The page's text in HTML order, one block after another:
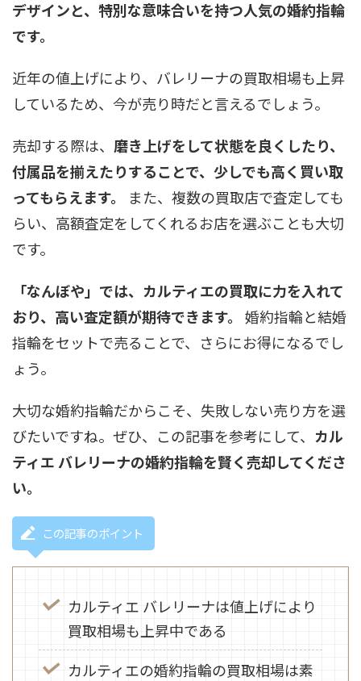
デザインと、特別な意味合いを持つ人気の婚約指輪
です。
近年の値上げにより、バレリーナの買取相場も上昇
しているため、今が売り時だと言えるでしょう。
売却する際は、 磨き上げをして状態を良くしたり、
付属品を揃えたりすることで、少しでも高く買い取
ってもらえます。
また、複数の買取店で査定しても
らい、高額査定をしてくれるお店を選ぶことも大切
です。
「なんぼや」では、カルティエの買取に力を入れて
おり、高い査定額が期待できます。 婚約指輪と結婚
指輪をセットで売ることで、さらにお得になるでし
ょう。
大切な婚約指輪だからこそ、失敗しない売り方を選
びたいですね。ぜひ、この記事を参考にして、 カル
ティエ バレリーナの婚約指輪を賢く売却してくださ
い。
この記事のポイント
カルティエ バレリーナは値上げにより
買取相場も上昇中である
カルティエの婚約指輪の買取相場は素